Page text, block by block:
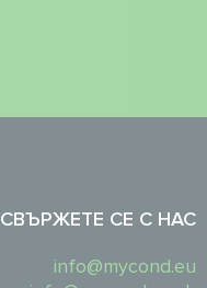
СВЪРЖЕТЕ СЕ С НАС
info@mycond.eu